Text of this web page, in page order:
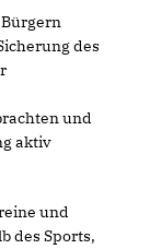
des
und
aktiv
und
des Sports,